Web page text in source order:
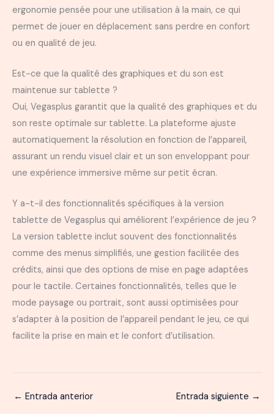
ergonomie pensée pour une utilisation à la main, ce qui
permet de jouer en déplacement sans perdre en confort
ou en qualité de jeu.
Est-ce que la qualité des graphiques et du son est
maintenue sur tablette ?
Oui, Vegasplus garantit que la qualité des graphiques et du
son reste optimale sur tablette. La plateforme ajuste
automatiquement la résolution en fonction de l’appareil,
assurant un rendu visuel clair et un son enveloppant pour
une expérience immersive même sur petit écran.
Y a-t-il des fonctionnalités spécifiques à la version
tablette de Vegasplus qui améliorent l’expérience de jeu ?
La version tablette inclut souvent des fonctionnalités
comme des menus simplifiés, une gestion facilitée des
crédits, ainsi que des options de mise en page adaptées
pour le tactile. Certaines fonctionnalités, telles que le
mode paysage ou portrait, sont aussi optimisées pour
s’adapter à la position de l’appareil pendant le jeu, ce qui
facilite la prise en main et le confort d’utilisation.
← Entrada anterior Entrada siguiente →